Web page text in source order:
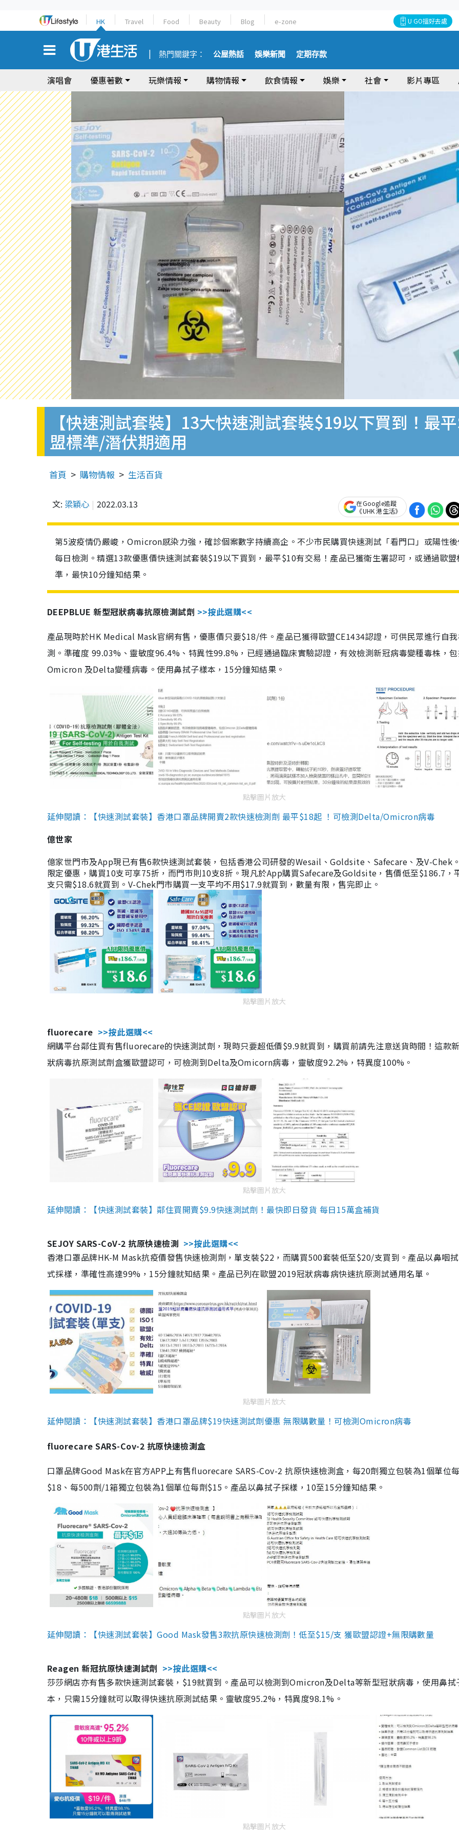
HK Travel Food Beauty Blog e-zone U GO搵好去處
熱門關鍵字： 公屋熱話 娛樂新聞 定期存款
演唱會 優惠著數 玩樂情報 購物情報 飲食情報 娛樂 社會 影片專區
【快速測試套裝】13大快速測試套裝$19以下買到！最
盟標準/潛伏期適用
首頁 購物情報 生活百貨
文: 梁穎心 2022.03.13
在Google追蹤
《UHK 港生活》
第5波疫情仍嚴峻，Omicron感染力強，確診個案數字持續高企。不少市民購買快速測試「看門口」或陽性
每日檢測。精選13款優惠價快速測試套裝$19以下買到，最平$10有交易！產品已獲衛生署認可，或通過歐盟
準，最快10分鐘知結果。
DEEPBLUE 新型冠狀病毒抗原檢測試劑 >>按此選購<<
產品現時於HK Medical Mask官網有售，優惠價只要$18/件。產品已獲得歐盟CE1434認證，可供民眾進行自
測。準確度 99.03%、靈敏度96.4%、特異性99.8%，已經通過臨床實驗認證，有效檢測新冠病毒變種毒株，
Omicron 及Delta變種病毒。使用鼻拭子樣本，15分鐘知結果。
點擊圖片放大
延伸閱讀：【快速測試套裝】香港口罩品牌開賣2款快速檢測劑 最平$18起 ！可檢測Delta/Omicron病毒
億世家
億家世門市及App現已有售6款快速測試套裝，包括香港公司研發的Wesail、Goldsite、Safecare、及V-Chek
限定優惠，購買10支可享75折，而門市則10支8折。現凡於App購買Safecare及Goldsite，售價低至$186.7，
支只需$18.6就買到。V-Chek門市購買一支平均不用$17.9就買到，數量有限，售完即止。
點擊圖片放大
fluorecare >>按此選購<<
網購平台鄰住買有售fluorecare的快速測試劑，現時只要超低價$9.9就買到，購買前請先注意送貨時間！這款
狀病毒抗原測試劑盒獲歐盟認可，可檢測到Delta及Omicorn病毒，靈敏度92.2%，特異度100%。
點擊圖片放大
延伸閱讀：【快速測試套裝】鄰住買開賣$9.9快速測試劑！最快即日發貨 每日15萬盒補貨
SEJOY SARS-CoV-2 抗原快速檢測 >>按此選購<<
香港口罩品牌HK-M Mask抗疫價發售快速檢測劑，單支裝$22，而購買500套裝低至$20/支買到。產品以鼻咽
式採樣，準確性高達99%，15分鐘就知結果。產品已列在歐盟2019冠狀病毒病快速抗原測試通用名單。
點擊圖片放大
延伸閱讀：【快速測試套裝】香港口罩品牌$19快速測試劑優惠 無限購數量！可檢測Omicron病毒
fluorecare SARS-Cov-2 抗原快速檢測盒
口罩品牌Good Mask在官方APP上有售fluorecare SARS-Cov-2 抗原快速檢測盒，每20劑獨立包裝為1個單位
$18、每500劑/1箱獨立包裝為1個單位每劑$15。產品以鼻拭子採樣，10至15分鐘知結果。
點擊圖片放大
延伸閱讀：【快速測試套裝】Good Mask發售3款抗原快速檢測劑！低至$15/支 獲歐盟認證+無限購數量
Reagen 新冠抗原快速測試劑 >>按此選購<<
莎莎網店亦有售多款快速測試套裝，$19就買到。產品可以檢測到Omicron及Delta等新型冠狀病毒，使用鼻拭
本，只需15分鐘就可以取得快速抗原測試結果。靈敏度95.2%，特異度98.1%。
點擊圖片放大